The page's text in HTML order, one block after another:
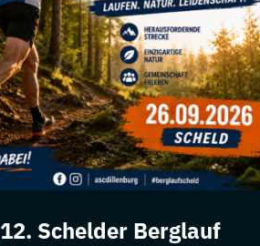
12. Schelder Berglauf